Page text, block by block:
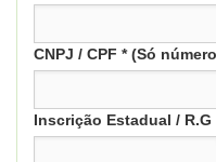
CNPJ / CPF * (Só
Inscrição Estadual / R.G